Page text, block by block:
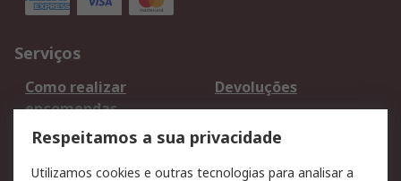
Serviços
Como realizar
encomendas
Devoluções
Formas de entrega
Qualidade e ambiente
Respeitamos a sua privacidade
Utilizamos cookies e outras tecnologias para analisar a